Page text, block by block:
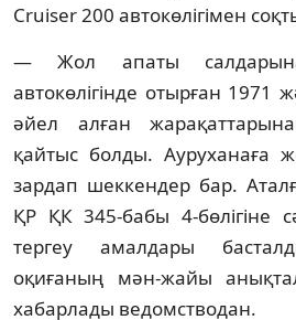
Cruiser 200 автокөлігімен
— Жол апаты
автокөлігінде отырған 1971
әйел алған
қайтыс болды. Ауруханаға
зардап шеккендер бар.
ҚР ҚК 345-бабы 4-бөлігіне
тергеу амалдары
оқиғаның мән-жайы
хабарлады ведомстводан.